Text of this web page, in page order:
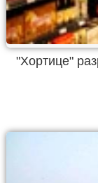
"Хортице"